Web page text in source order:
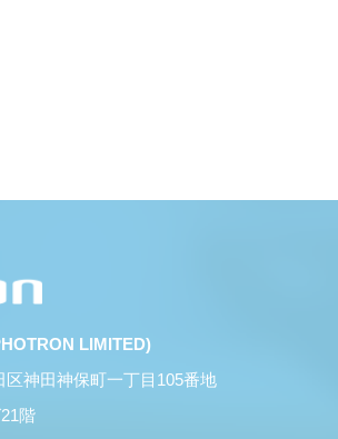
LIMITED)
区神田神保町一丁目105番地
階